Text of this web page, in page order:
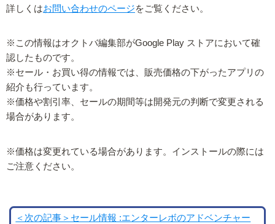
詳しくはお問い合わせのページをご覧ください。
※この情報はオクトバ編集部がGoogle Play ストアにおいて確
認したものです。
※セール・お買い得の情報では、販売価格の下がったアプリの
紹介も行っています。
※価格や割引率、セールの期間等は開発元の判断で変更される
場合があります。
※価格は変更れている場合があります。インストールの際には
ご注意ください。
＜次の記事＞セール情報 :エンターレボのアドベンチャー